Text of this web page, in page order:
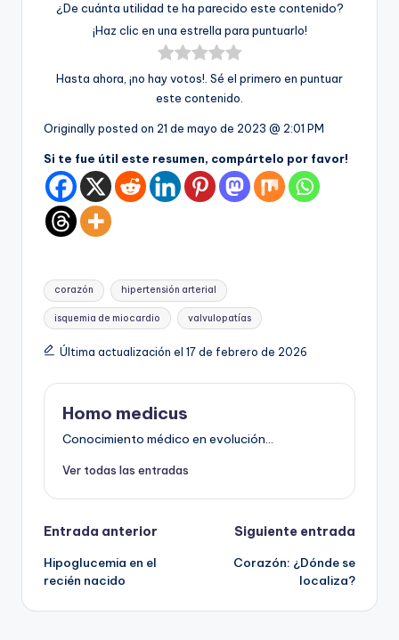
¿De cuánta utilidad te ha parecido este contenido?
¡Haz clic en una estrella para puntuarlo!
Hasta ahora, ¡no hay votos!. Sé el primero en puntuar
este contenido.
Originally posted on 21 de mayo de 2023 @ 2:01 PM
Si te fue útil este resumen, compártelo por favor!
Etiquetas:
corazón hipertensión arterial
isquemia de miocardio valvulopatías
Última actualización el 17 de febrero de 2026
Homo medicus
Conocimiento médico en evolución...
Ver todas las entradas
Navegación
de
entradas
Entrada anterior
Hipoglucemia en el
recién nacido
Siguiente entrada
Corazón: ¿Dónde se
localiza?